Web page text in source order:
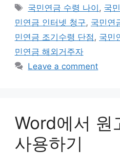
Tags
국민연금 수령 나이 , 국
민연금 인터넷 청구, 국민연
민연금 조기수령 단점 , 국민
민연금 해외거주자
Leave a comment
Word에서 원
사용하기